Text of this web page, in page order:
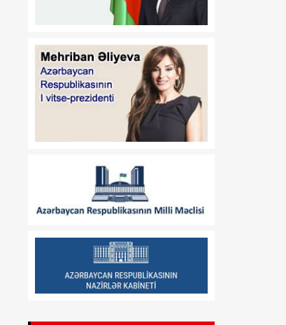
nömrəli Fərmanında
dəyişiklik edilməsi barədə
"Dövlət qulluğu
haqqında"və "Media
haqqında" Azərbaycan
Respublikasının
qanunlarında dəyişiklik
Azərbaycan
14 iyul tarixli 449-VIIQD
nömrəli Qanununun tətbiqi
və bununla əlaqədar bəzi
məsələlərin tənzimlənməsi
01:09
08 Avqust
Azərbaycan Beynəlxalq
İnvestisiya Forumunun
Təşkilat Komitəsinin
08 Avqust